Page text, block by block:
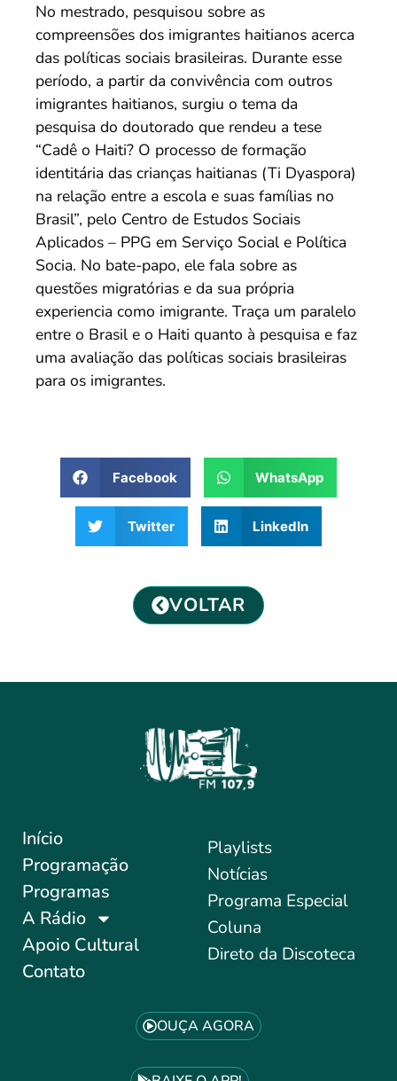
No mestrado, pesquisou sobre as
compreensões dos imigrantes haitianos acerca
das políticas sociais brasileiras. Durante esse
período, a partir da convivência com outros
imigrantes haitianos, surgiu o tema da
pesquisa do doutorado que rendeu a tese
“Cadê o Haiti? O processo de formação
identitária das crianças haitianas (Ti Dyaspora)
na relação entre a escola e suas famílias no
Brasil”, pelo Centro de Estudos Sociais
Aplicados – PPG em Serviço Social e Política
Socia. No bate-papo, ele fala sobre as
questões migratórias e da sua própria
experiencia como imigrante. Traça um paralelo
entre o Brasil e o Haiti quanto à pesquisa e faz
uma avaliação das políticas sociais brasileiras
para os imigrantes.
Facebook WhatsApp
Twitter LinkedIn
VOLTAR
Início
Programação
Programas
A Rádio
Apoio Cultural
Contato
Playlists
Notícias
Programa Especial
Coluna
Direto da Discoteca
OUÇA AGORA